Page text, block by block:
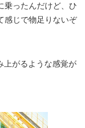
乗ったんだけど、ひ
感じで物足りないぞ
がるような感覚が